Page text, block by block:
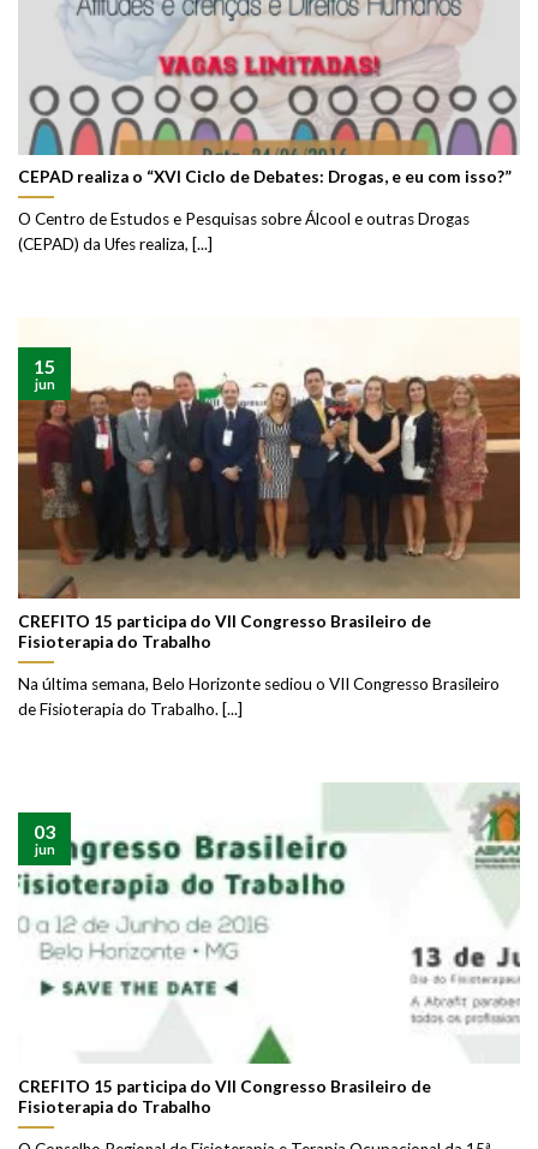
CEPAD realiza o “XVI Ciclo de Debates: Drogas, e eu com isso?”
O Centro de Estudos e Pesquisas sobre Álcool e outras Drogas
(CEPAD) da Ufes realiza, [...]
CREFITO 15 participa do VII Congresso Brasileiro de
Fisioterapia do Trabalho
Na última semana, Belo Horizonte sediou o VII Congresso Brasileiro
de Fisioterapia do Trabalho. [...]
15
jun
CREFITO 15 participa do VII Congresso Brasileiro de
Fisioterapia do Trabalho
03
jun